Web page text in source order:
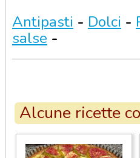
Antipasti - Dolci -
salse -
Alcune ricette